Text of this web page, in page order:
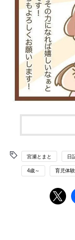
宮瀬とまと 日
4歳～ 育児体